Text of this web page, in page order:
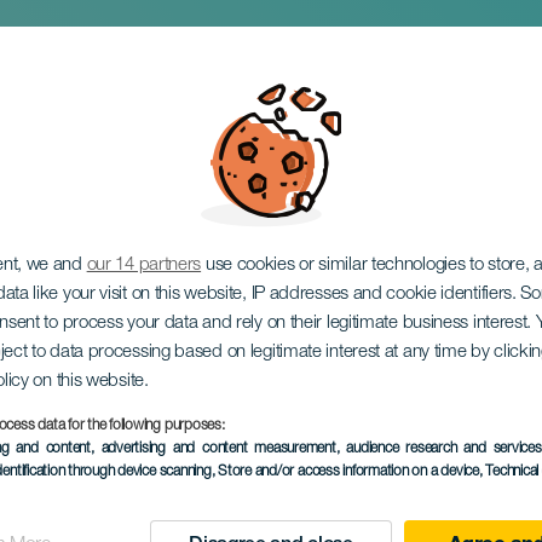
we and our 14 partners use cookies or similar technologies to store,
like your visit on this website, IP addresses and cookie identifiers.
to process your data and rely on their legitimate business interest.
to data processing based on legitimate interest at any time by
on this website.
data for the following purposes:
and content, advertising and content measurement, audience research and
through device scanning, Store and/or access information on a device,
im Konzert
VERGANGENE
29 November 2025